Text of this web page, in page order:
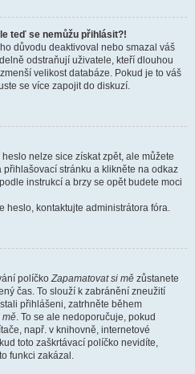
teď se nemůžu přihlásit?!
důvodu deaktivoval nebo smazal váš
odstraňují uživatele, kteří dlouhou
velikost databáze. Pokud je to váš
se více zapojit do diskuzí.
nelze sice získat zpět, ale můžete
stránku a klikněte na odkaz
instrukcí a brzy se opět budete moci
heslo, kontaktujte administrátora fóra.
políčkoZapamatovat si mě zůstanete
čas. To slouží k zabránění zneužití
přihlášeni, zatrhněte během
mě. To se ale nedoporučuje, pokud
např. v knihovně, internetové
toto zaškrtávací políčko nevidíte,
funkci zakázal.